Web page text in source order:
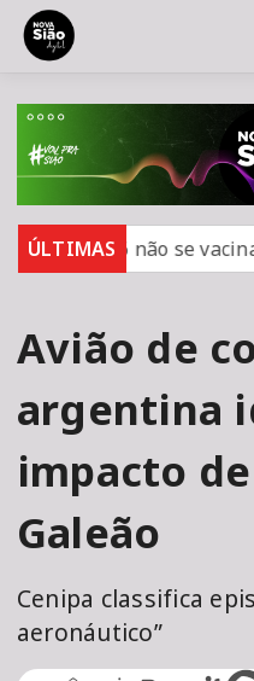
ÚLTIMAS
16 não se vacinaram
Avião de
argentina
impacto
Galeão
Cenipa classifica
aeronáutico”